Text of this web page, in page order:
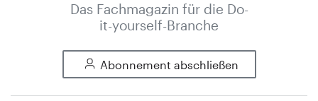
Das Fachmagazin für die Do-
it-yourself-Branche
Abonnement abschließen